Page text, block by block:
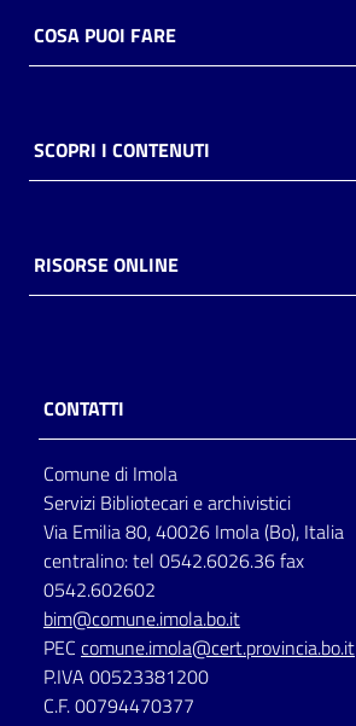
Archivio
Decentrate
lettura
Seguici
su
COSA PUOI FARE
SCOPRI I CONTENUTI
RISORSE ONLINE
CONTATTI
Comune di Imola
Servizi Bibliotecari e archivistici
Via Emilia 80, 40026 Imola (Bo), Italia
centralino: tel 0542.6026.36 fax
0542.602602
bim@comune.imola.bo.it
PEC comune.imola@cert.provincia.bo.it
P.IVA 00523381200
C.F. 00794470377